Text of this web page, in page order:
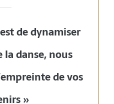
de dynamiser
danse, nous
de vos
»